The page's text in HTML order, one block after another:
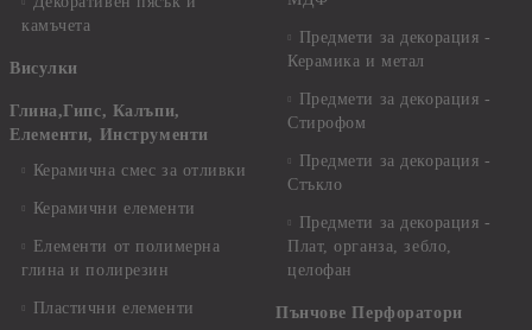
камъчета
Висулки
Глина,Гипс, Калъпи,
Елементи, Инструменти
Керамична смес за отливки
Керамични елементи
Елементи от полимерна
глина и полирезин
Пластични елементи
Предмети за декорация -
Керамика и метал
Предмети за декорация -
Стирофом
Предмети за декорация -
Стъкло
Предмети за декорация -
Плат, органза, зебло,
целофан
Пънчове Перфоратори